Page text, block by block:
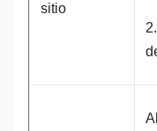
sitio